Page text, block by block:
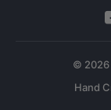
© 2026